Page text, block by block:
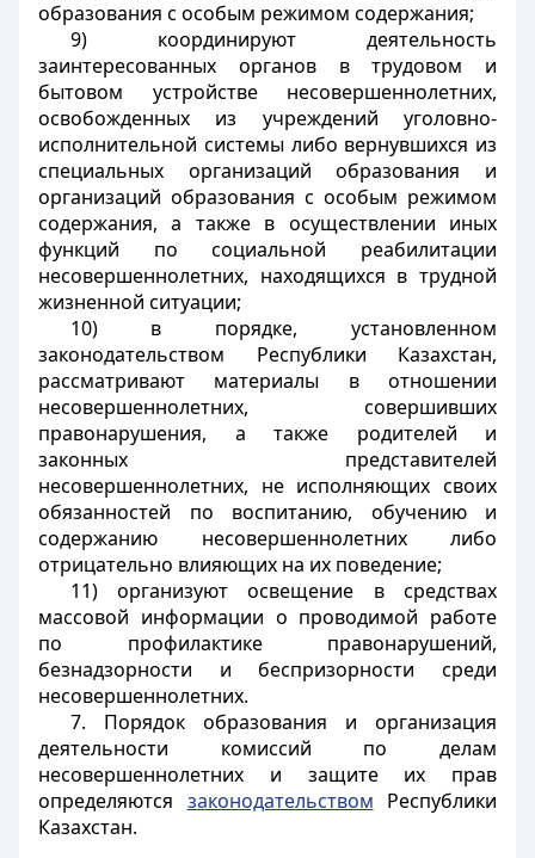
образования с особым режимом содержания;
9) координируют деятельность
заинтересованных органов в трудовом и
бытовом устройстве несовершеннолетних,
освобожденных из учреждений уголовно-
исполнительной системы либо вернувшихся из
специальных организаций образования и
организаций образования с особым режимом
содержания, а также в осуществлении иных
функций по социальной реабилитации
несовершеннолетних, находящихся в трудной
жизненной ситуации;
10) в порядке, установленном
законодательством Республики Казахстан,
рассматривают материалы в отношении
несовершеннолетних, совершивших
правонарушения, а также родителей и
законных представителей
несовершеннолетних, не исполняющих своих
обязанностей по воспитанию, обучению и
содержанию несовершеннолетних либо
отрицательно влияющих на их поведение;
11) организуют освещение в средствах
массовой информации о проводимой работе
по профилактике правонарушений,
безнадзорности и беспризорности среди
несовершеннолетних.
7. Порядок образования и организация
деятельности комиссий по делам
несовершеннолетних и защите их прав
определяются законодательством Республики
Казахстан.